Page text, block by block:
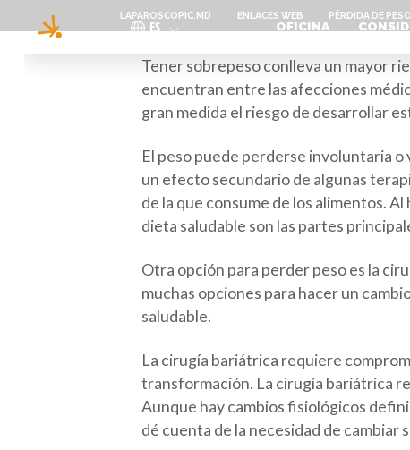
ES OFICINA
LAPAROSCOPIC.MD ENLACES WEB PÉRDIDA DE PESO
Tener sobrepeso conlleva un mayor
encuentran entre las afecciones
gran medida el riesgo de desarrollar
El peso puede perderse involuntaria
un efecto secundario de algunas
de la que consume de los alimentos.
dieta saludable son las partes
Otra opción para perder peso es la
muchas opciones para hacer un
saludable.
La cirugía bariátrica requiere
transformación. La cirugía bariátrica
Aunque hay cambios fisiológicos
dé cuenta de la necesidad de cambiar